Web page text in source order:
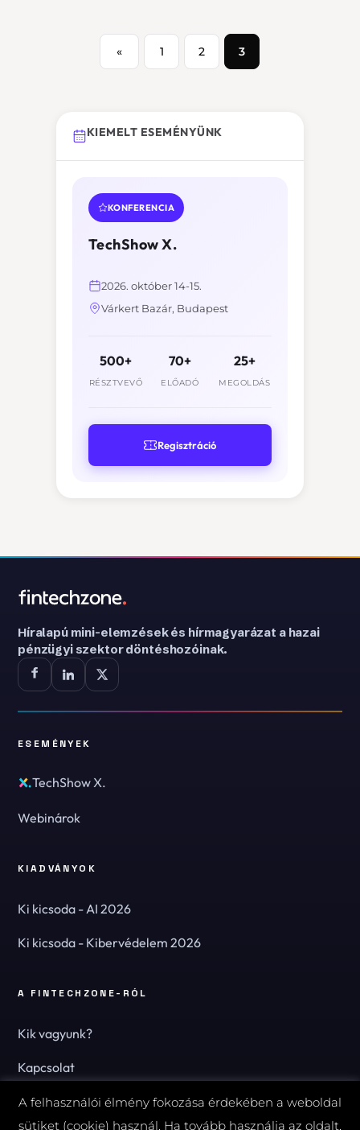
« 1 2 3
KIEMELT ESEMÉNYÜNK
KONFERENCIA
TechShow X.
2026. október 14-15.
Várkert Bazár, Budapest
500+
RÉSZTVEVŐ
70+
ELŐADÓ
25+
MEGOLDÁS
Regisztráció
Híralapú mini-elemzések és hírmagyarázat a hazai
pénzügyi szektor döntéshozóinak.
ESEMÉNYEK
TechShow X.
Webinárok
KIADVÁNYOK
Ki kicsoda - AI 2026
Ki kicsoda - Kibervédelem 2026
A FINTECHZONE-RÓL
Kik vagyunk?
Kapcsolat
Hírlevél
A felhasználói élmény fokozása érdekében a weboldal
sütiket (cookie) használ. Ha tovább használja az oldalt,